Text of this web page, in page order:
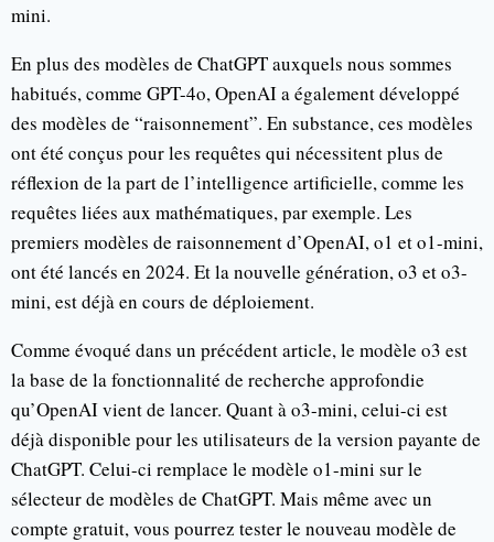
mini.
En plus des modèles de ChatGPT auxquels nous sommes
habitués, comme GPT-4o, OpenAI a également développé
des modèles de “raisonnement”. En substance, ces modèles
ont été conçus pour les requêtes qui nécessitent plus de
réflexion de la part de l’intelligence artificielle, comme les
requêtes liées aux mathématiques, par exemple. Les
premiers modèles de raisonnement d’OpenAI, o1 et o1-mini,
ont été lancés en 2024. Et la nouvelle génération, o3 et o3-
mini, est déjà en cours de déploiement.
Comme évoqué dans un précédent article, le modèle o3 est
la base de la fonctionnalité de recherche approfondie
qu’OpenAI vient de lancer. Quant à o3-mini, celui-ci est
déjà disponible pour les utilisateurs de la version payante de
ChatGPT. Celui-ci remplace le modèle o1-mini sur le
sélecteur de modèles de ChatGPT. Mais même avec un
compte gratuit, vous pourrez tester le nouveau modèle de